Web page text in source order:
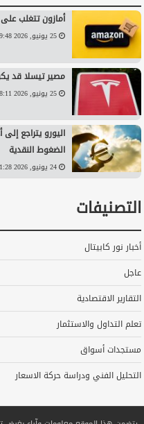
أمازون تتغلب
25 يونيو, 2026 9:48 م
مصير تيسلا قد
25 يونيو, 2026 8:11 م
اليورو يتراجع
الضغوط النقدية
24 يونيو, 2026 11:28 م
التصنيفات
أخبار نور كابيتال
عاجل
التقارير الاقتصادية
تعلم التداول والاستثمار
مستجدات أسواق
التحليل الفني ودراسة حركة الاسعار